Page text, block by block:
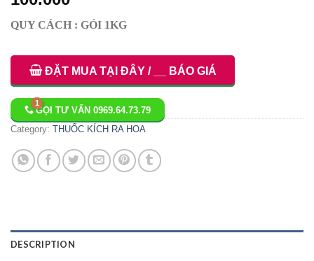
QUY CÁCH : GÓI 1KG
ĐẶT MUA TẠI ĐÂY / __ BÁO GIÁ
GỌI TƯ VẤN 0969.64.73.79
Category: THUỐC KÍCH RA HOA
DESCRIPTION